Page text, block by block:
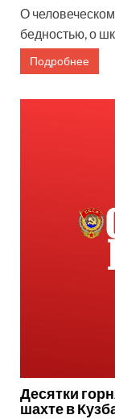
О
бедностью, о
Подробнее
Десятки
шахте в